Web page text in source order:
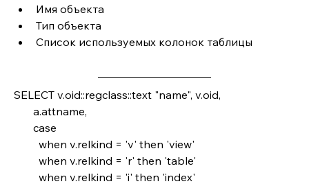
Имя объекта
Тип объекта
Список используемых колонок таблицы
SELECT v.oid::regclass::text "name", v.oid,
       a.attname,
       case
         when v.relkind = 'v' then 'view'
         when v.relkind = 'r' then 'table'
         when v.relkind = 'i' then 'index'